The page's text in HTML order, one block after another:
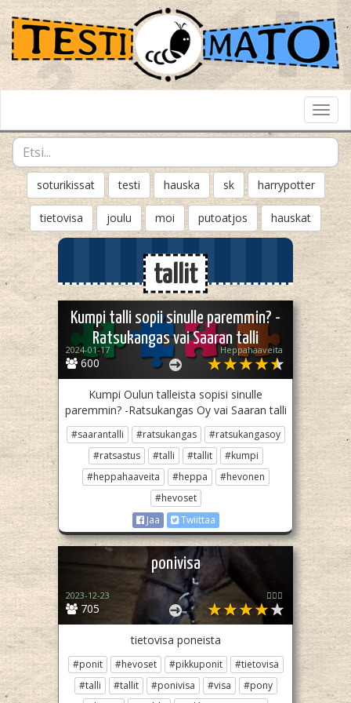
soturikissat testi hauska sk harrypotter
tietovisa joulu moi putoatjos hauskat
tallit
Kumpi talli sopii sinulle paremmin? -
Ratsukangas vai Saaran talli
600
2024-01-17 Heppahaaveita
Kumpi Oulun talleista sopisi sinulle
paremmin? -Ratsukangas Oy vai Saaran talli
#saarantalli #ratsukangas
#ratsukangasoy
#ratsastus
#talli #tallit
#kumpi
#heppahaaveita
#heppa
#hevonen
#hevoset
Jaa
Twiittaa
ponivisa
705
2023-12-23 🏳️‍🌈✨
tietovisa poneista
#ponit #hevoset #pikkuponit
#tietovisa
#talli
#tallit #ponivisa #visa
#pony